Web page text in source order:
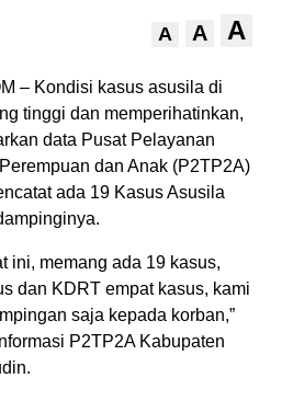
A A A
– Kondisi kasus asusila di
tinggi dan memperihatinkan,
data Pusat Pelayanan
dan Anak (P2TP2A)
ada 19 Kasus Asusila
ini, memang ada 19 kasus,
dan KDRT empat kasus, kami
saja kepada korban,”
P2TP2A Kabupaten